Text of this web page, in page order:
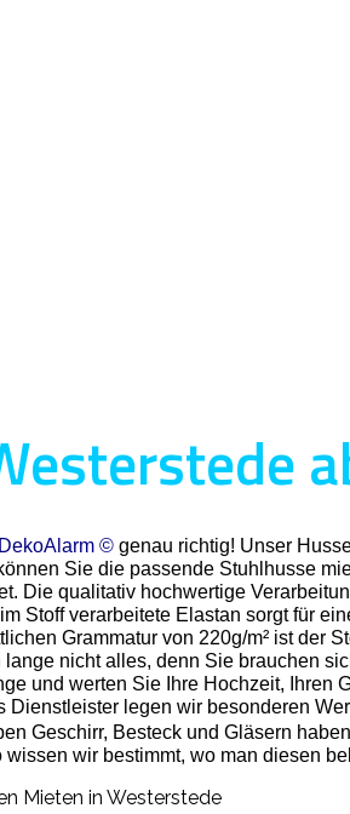
DekoAlarm ©genau richtig! Unser
Sie die passende Stuhlhusse
Die qualitativ hochwertige
Stoff verarbeitete Elastan sorgt für
Grammatur von 220g/m² ist der
nicht alles, denn Sie brauchen
und werten Sie Ihre Hochzeit, Ihren
legen wir besonderen
Geschirr, Besteck und Gläsern
wir bestimmt, wo man diesen